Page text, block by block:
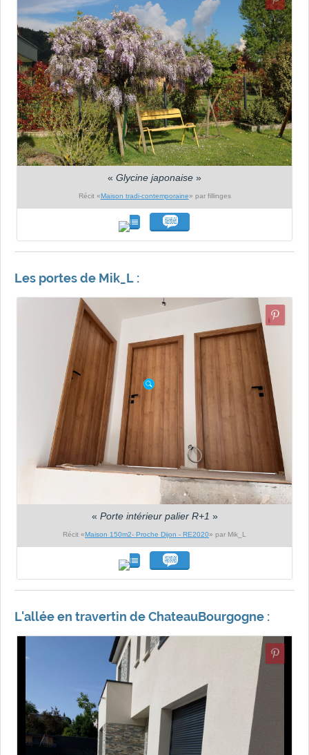
« Glycine japonaise »
Récit «Maison tradi-contemporaine» par fillinges
Les portes de Mik_L :
« Porte intérieur palier R+1 »
Récit «Maison 150m2- Proche Dijon - RE2020» par Mik_L
L'allée en travertin de ChateauBourgogne :